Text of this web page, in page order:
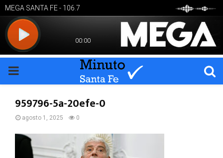
PRIMARY
MENU
959796-5a-20efe-0
agosto 1, 2025 0